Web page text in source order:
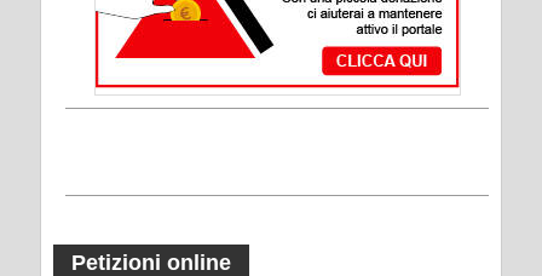
Petizioni online